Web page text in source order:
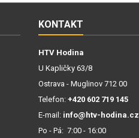
KONTAKT
HTV Hodina
U Kapličky 63/8
Ostrava - Muglinov 712 00
Telefon: +420 602 719 145
E-mail: info@htv-hodina.cz
Po - Pá: 7:00 - 16:00